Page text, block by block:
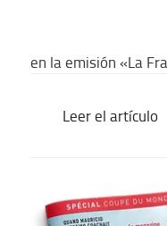
en la emisión «La
Leer el artículo